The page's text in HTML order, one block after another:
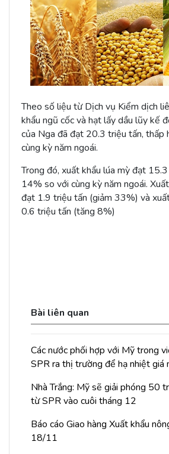
Theo số liệu từ Dịch vụ Kiểm dịch
khẩu ngũ cốc và hạt lấy dầu lũy kế
của Nga đã đạt 20.3 triệu tấn, thấp
cùng kỳ năm ngoái.
Trong đó, xuất khẩu lúa mỳ đạt
14% so với cùng kỳ năm ngoái.
đạt 1.9 triệu tấn (giảm 33%) và
0.6 triệu tấn (tăng 8%)
Bài liên quan
Các nước phối hợp với Mỹ trong
SPR ra thị trường để hạ nhiệt giá
Nhà Trắng: Mỹ sẽ giải phóng 50
từ SPR vào cuôi tháng 12
Báo cáo Giao hàng Xuất khẩu
18/11